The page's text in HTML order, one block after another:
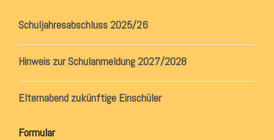
Schuljahresabschluss 2025/26
Hinweis zur Schulanmeldung 2027/2028
Elternabend zukünftige Einschüler
Formular